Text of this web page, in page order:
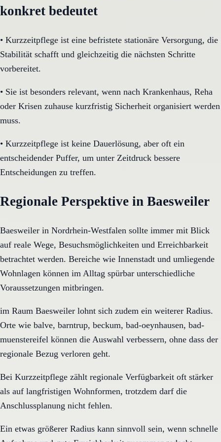
konkret bedeutet
• Kurzzeitpflege ist eine befristete stationäre Versorgung, die
Stabilität schafft und gleichzeitig die nächsten Schritte
vorbereitet.
• Sie ist besonders relevant, wenn nach Krankenhaus, Reha
oder Krisen zuhause kurzfristig Sicherheit organisiert werden
muss.
• Kurzzeitpflege ist keine Dauerlösung, aber oft ein
entscheidender Puffer, um unter Zeitdruck bessere
Entscheidungen zu treffen.
Regionale Perspektive in Baesweiler
Baesweiler in Nordrhein-Westfalen sollte immer mit Blick
auf reale Wege, Besuchsmöglichkeiten und Erreichbarkeit
betrachtet werden. Bereiche wie Innenstadt und umliegende
Wohnlagen können im Alltag spürbar unterschiedliche
Voraussetzungen mitbringen.
im Raum Baesweiler lohnt sich zudem ein weiterer Radius.
Orte wie balve, barntrup, beckum, bad-oeynhausen, bad-
muenstereifel können die Auswahl verbessern, ohne dass der
regionale Bezug verloren geht.
Bei Kurzzeitpflege zählt regionale Verfügbarkeit oft stärker
als auf langfristigen Wohnformen, trotzdem darf die
Anschlussplanung nicht fehlen.
Ein etwas größerer Radius kann sinnvoll sein, wenn schnelle